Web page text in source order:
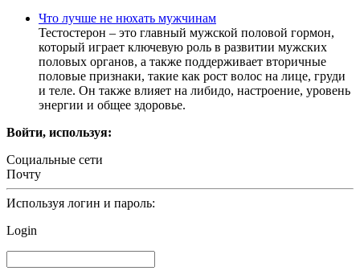
Что лучше не нюхать мужчинам
Тестостерон – это главный мужской половой гормон,
который играет ключевую роль в развитии мужских
половых органов, а также поддерживает вторичные
половые признаки, такие как рост волос на лице, груди
и теле. Он также влияет на либидо, настроение, уровень
энергии и общее здоровье.
Войти, используя:
Социальные сети
Почту
Используя логин и пароль:
Login